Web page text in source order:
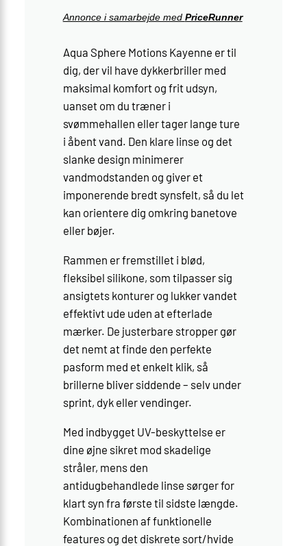
Annonce i samarbejde med PriceRunner
Aqua Sphere Motions Kayenne er til
dig, der vil have dykkerbriller med
maksimal komfort og frit udsyn,
uanset om du træner i
svømmehallen eller tager lange ture
i åbent vand. Den klare linse og det
slanke design minimerer
vandmodstanden og giver et
imponerende bredt synsfelt, så du let
kan orientere dig omkring banetove
eller bøjer.
Rammen er fremstillet i blød,
fleksibel silikone, som tilpasser sig
ansigtets konturer og lukker vandet
effektivt ude uden at efterlade
mærker. De justerbare stropper gør
det nemt at finde den perfekte
pasform med et enkelt klik, så
brillerne bliver siddende – selv under
sprint, dyk eller vendinger.
Med indbygget UV-beskyttelse er
dine øjne sikret mod skadelige
stråler, mens den
antidugbehandlede linse sørger for
klart syn fra første til sidste længde.
Kombinationen af funktionelle
features og det diskrete sort/hvide